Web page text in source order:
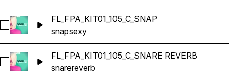
Sélectionnez FL_FPA_KIT01_105_C_SNAP
FL_FPA_KIT01_105_C_SNAP
snapsexy
Sélectionnez FL_FPA_KIT01_105_C_SNARE REVERB
FL_FPA_KIT01_105_C_SNARE REVERB
snarereverb